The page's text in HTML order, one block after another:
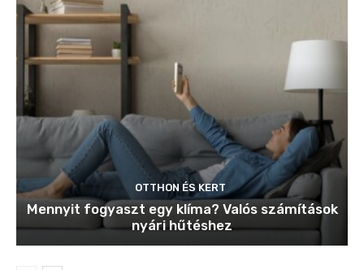
OTTHON ÉS KERT
Mennyit fogyaszt egy klíma? Valós számítások
nyári hűtéshez